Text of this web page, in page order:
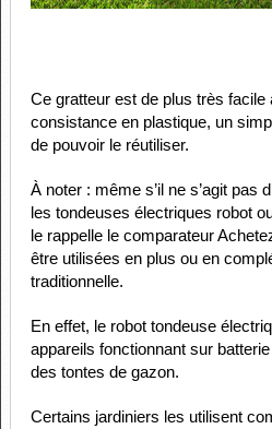
Ce gratteur est de plus très
consistance en plastique, un
de pouvoir le réutiliser.
À noter : même s’il ne s’agit pas
les tondeuses électriques robot
le rappelle le comparateur
être utilisées en plus ou en
traditionnelle.
En effet, le robot tondeuse
appareils fonctionnant sur
des tontes de gazon.
Certains jardiniers les utilisent